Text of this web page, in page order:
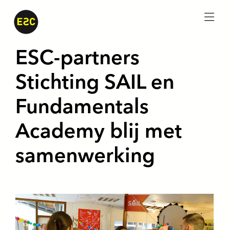
ESC-partners
Stichting SAIL en
Fundamentals
Academy blij met
samenwerking